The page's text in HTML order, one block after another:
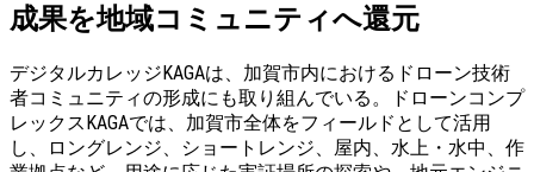
成果を地域コミュニティへ還元
デジタルカレッジKAGAは、加賀市内におけるドローン技術
者コミュニティの形成にも取り組んでいる。ドローンコンプ
レックスKAGAでは、加賀市全体をフィールドとして活用
し、ロングレンジ、ショートレンジ、屋内、水上・水中、作